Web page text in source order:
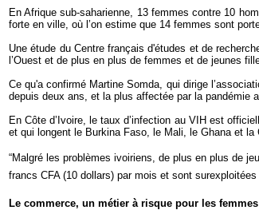
En Afrique sub-saharienne, 13 femmes contre 10
forte en ville, où l’on estime que 14 femmes sont
Une étude du Centre français d'études et de
l’Ouest et de plus en plus de femmes et de jeunes
Ce qu'a confirmé Martine Somda, qui dirige
depuis deux ans, et la plus affectée par la pandémie
En Côte d’Ivoire, le taux d’infection au VIH est
et qui longent le Burkina Faso, le Mali, le Ghana et
“Malgré les problèmes ivoiriens, de plus en plus de
francs CFA (10 dollars) par mois et sont
Le commerce, un métier à risque pour les femmes